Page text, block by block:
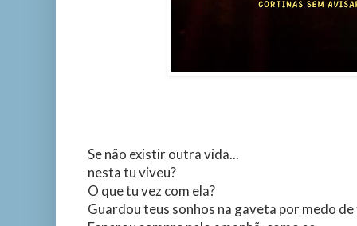
Se não existir outra vida...
nesta tu viveu?
O que tu vez com ela?
Guardou teus sonhos na gaveta por medo